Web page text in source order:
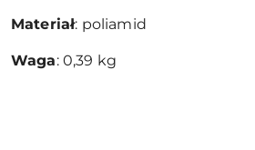
Materiał: poliamid
Waga: 0,39 kg